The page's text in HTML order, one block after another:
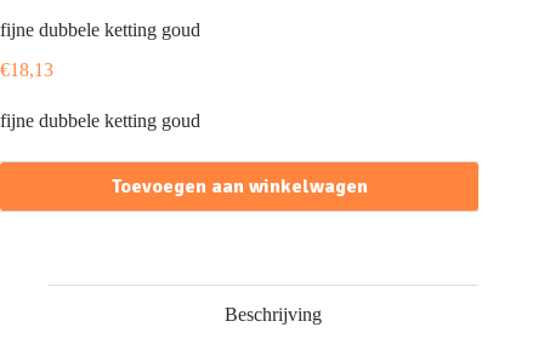
fijne dubbele ketting goud
€18,13
fijne dubbele ketting goud
Toevoegen aan winkelwagen
Beschrijving